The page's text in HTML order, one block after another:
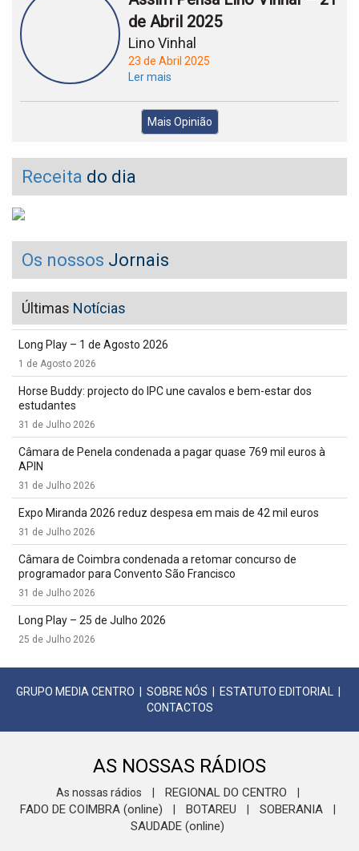
de Abril 2025
Lino Vinhal
23 de Abril 2025
Ler mais
Mais Opinião
Receita do dia
Os nossos Jornais
Últimas Notícias
Long Play – 1 de Agosto 2026
1 de Agosto 2026
Horse Buddy: projecto do IPC une cavalos e bem-estar dos
estudantes
31 de Julho 2026
Câmara de Penela condenada a pagar quase 769 mil euros à
APIN
31 de Julho 2026
Expo Miranda 2026 reduz despesa em mais de 42 mil euros
31 de Julho 2026
Câmara de Coimbra condenada a retomar concurso de
programador para Convento São Francisco
31 de Julho 2026
Long Play – 25 de Julho 2026
25 de Julho 2026
GRUPO MEDIA CENTRO SOBRE NÓS ESTATUTO EDITORIAL
CONTACTOS
AS NOSSAS RÁDIOS
As nossas rádios REGIONAL DO CENTRO
FADO DE COIMBRA (online) BOTAREU SOBERANIA
SAUDADE (online)